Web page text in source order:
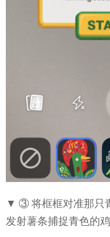
▼ ③ 将框框对准那只
发射薯条捕捉青色的鸡